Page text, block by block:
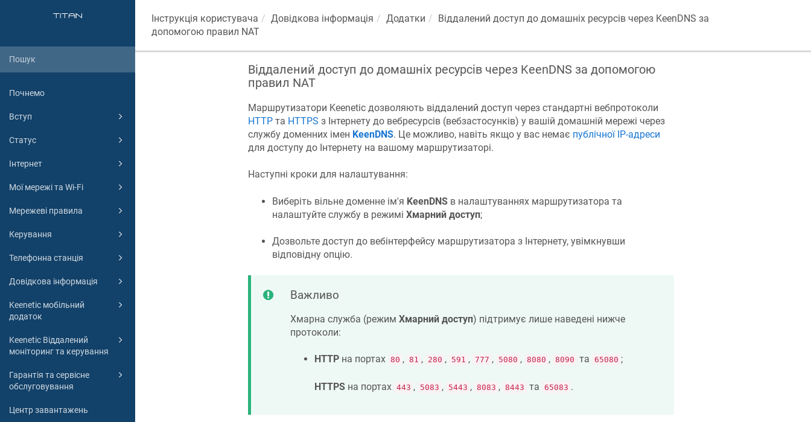
Почнемо
Вступ
Статус
Інтернет
Мої мережі та Wi-Fi
Мережеві правила
Керування
Телефонна станція
Довідкова інформація
Keenetic мобільний
додаток
Keenetic Віддалений
моніторинг та керування
Гарантія та сервісне
обслуговування
Центр завантажень
Інструкція користувача Довідкова інформація Додатки Віддалений доступ до домашніх ресурсів через KeenDNS за
допомогою правил NAT
Віддалений доступ до домашніх ресурсів через KeenDNS за допомогою
правил NAT
Маршрутизатори Keeneticдозволяють віддалений доступ через стандартні вебпротоколи
HTTPта HTTPS з Інтернету до вебресурсів (вебзастосунків) у вашій домашній мережі через
службу доменних імен KeenDNS. Це можливо, навіть якщо у вас немає публічної IP-адреси
для доступу до Інтернету на вашому маршрутизаторі.
Наступні кроки для налаштування:
Виберіть вільне доменне ім'я KeenDNSв налаштуваннях маршрутизатора та
налаштуйте службу в режимі Хмарний доступ;
Дозвольте доступ до вебінтерфейсу маршрутизатора з Інтернету, увімкнувши
відповідну опцію.
Важливо
Хмарна служба (режим Хмарний доступ) підтримує лише наведені нижче
протоколи:
HTTPна портах 80 , 81 , 280 , 591 , 777 , 5080 , 8080 , 8090 та 65080 ;
HTTPSна портах 443 , 5083 , 5443 , 8083 , 8443 та 65083 .